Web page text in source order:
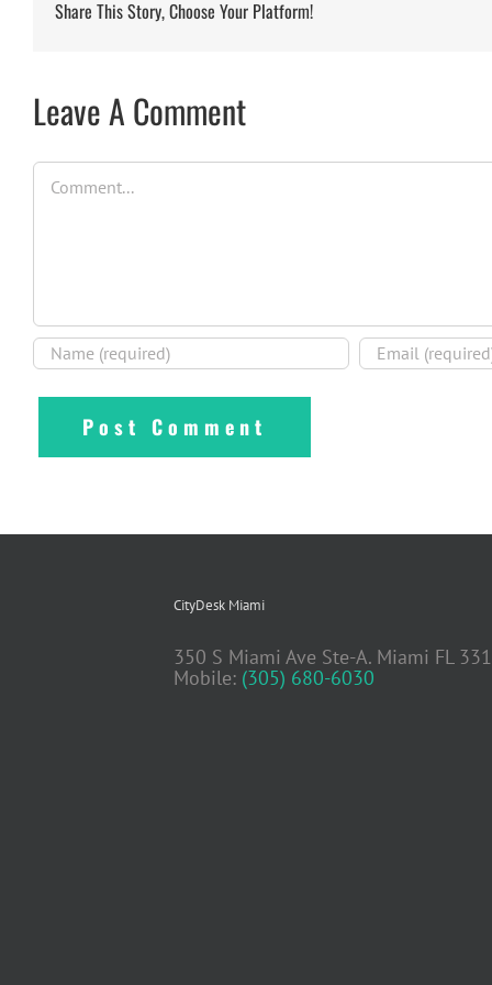
Share This Story, Choose Your Platform!
Leave A Comment
Comment
CityDesk Miami
350 S Miami Ave Ste-A. Miami FL
Mobile: (305) 680-6030